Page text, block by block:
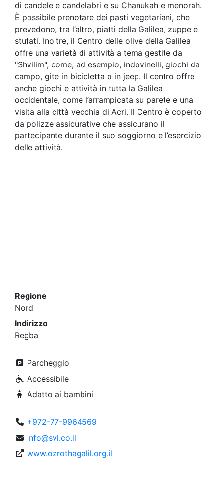
di candele e candelabri e su Chanukah e menorah.
È possibile prenotare dei pasti vegetariani, che
prevedono, tra l’altro, piatti della Galilea, zuppe e
stufati. Inoltre, il Centro delle olive della Galilea
offre una varietà di attività a tema gestite da
"Shvilim", come, ad esempio, indovinelli, giochi da
campo, gite in bicicletta o in jeep. Il centro offre
anche giochi e attività in tutta la Galilea
occidentale, come l’arrampicata su parete e una
visita alla città vecchia di Acri. Il Centro è coperto
da polizze assicurative che assicurano il
partecipante durante il suo soggiorno e l’esercizio
delle attività.
Regione
Nord
Indirizzo
Regba
Parcheggio
Accessibile
Adatto ai bambini
+972-77-9964569
info@svl.co.il
www.ozrothagalil.org.il